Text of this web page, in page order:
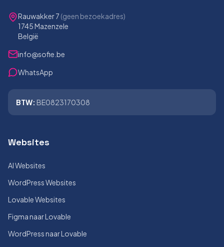
Rauwakker 7 (geen bezoekadres)
1745 Mazenzele
België
info@sofie.be
WhatsApp
BTW: BE0823170308
Websites
AI Websites
WordPress Websites
Lovable Websites
Figma naar Lovable
WordPress naar Lovable